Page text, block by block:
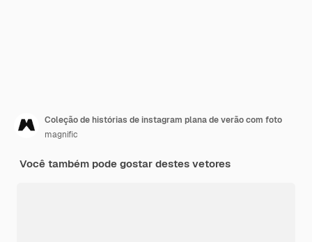
Coleção de histórias de instagram plana de verão com foto
magnific
Você também pode gostar destes vetores